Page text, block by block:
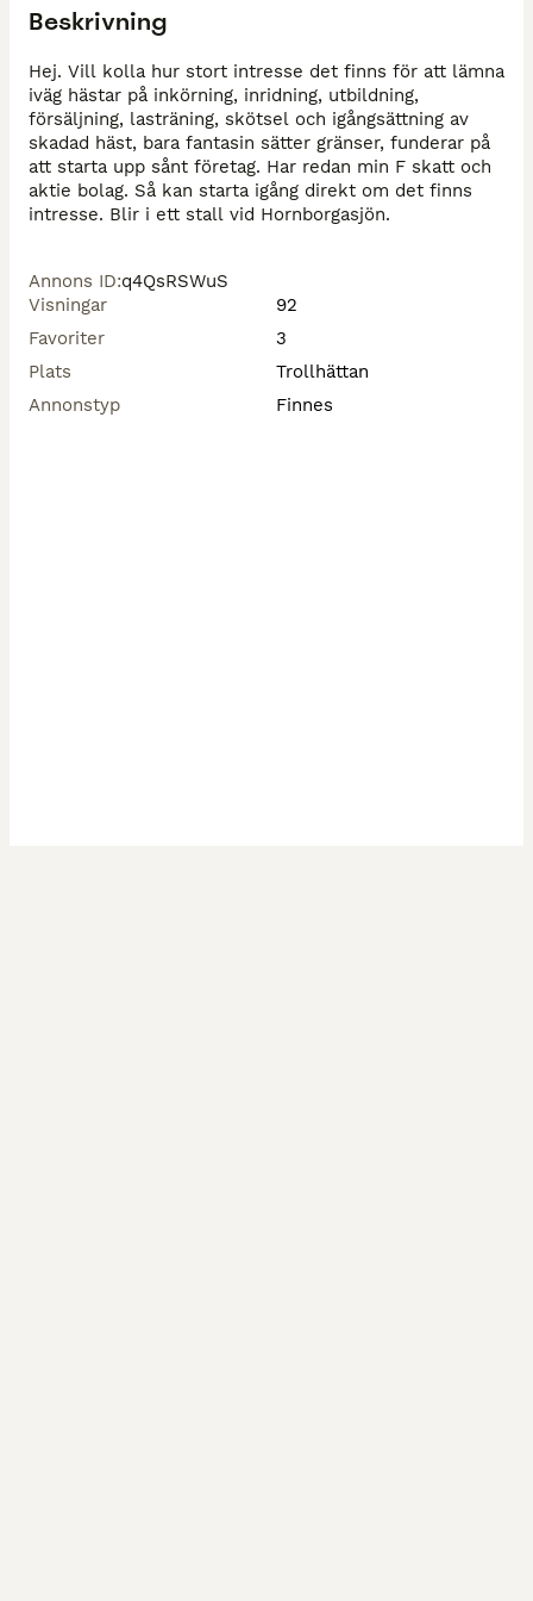
Beskrivning
Hej. Vill kolla hur stort intresse det finns för att lämna
iväg hästar på inkörning, inridning, utbildning,
försäljning, lasträning, skötsel och igångsättning av
skadad häst, bara fantasin sätter gränser, funderar på
att starta upp sånt företag. Har redan min F skatt och
aktie bolag. Så kan starta igång direkt om det finns
Annons ID:q4QsRSWuS
Visningar
92
Favoriter
3
Plats
Trollhättan
Annonstyp
Finnes